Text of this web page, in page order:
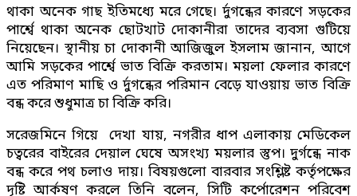
থাকা অনেক গাছ ইতিমধ্যে মরে গেছে। র্দুগন্ধের কারণে সড়কের
পার্শ্বে থাকা অনেক ছোটখাট দোকানীরা তাদের ব্যবসা গুটিয়ে
নিয়েছেন। স্থানীয় চা দোকানী আজিজুল ইসলাম জানান, আগে
আমি সড়কের পার্শ্বে ভাত বিক্রি করতাম। ময়লা ফেলার কারণে
এত পরিমাণ মাছি ও র্দুগন্ধের পরিমান বেড়ে যাওয়ায় ভাত বিক্রি
বন্ধ করে শুধুমাত্র চা বিক্রি করি।
সরেজমিনে গিয়ে দেখা যায়, নগরীর ধাপ এলাকায় মেডিকেল
চত্বরের বাইরের দেয়াল ঘেষে অসংখ্য ময়লার স্তুপ। দুর্গন্ধে নাক
বন্ধ করে পথ চলাও দায়। বিষয়গুলো বারবার সংশ্লিষ্ট কর্তৃপক্ষের
দৃষ্টি আর্কষণ করলে তিনি বলেন, সিটি কর্পোরেশন পরিবেশ